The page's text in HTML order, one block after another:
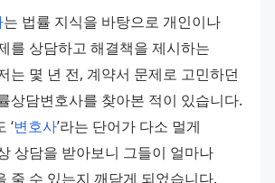
는 법률 지식을 바탕으로 개인이나
를 상담하고 해결책을 제시하는
는 몇 년 전, 계약서 문제로 고민하던
상담변호사를 찾아본 적이 있습니다.
‘변호사’라는 단어가 다소 멀게
상담을 받아보니 그들이 얼마나
줄 수 있는지 깨닫게 되었습니다.